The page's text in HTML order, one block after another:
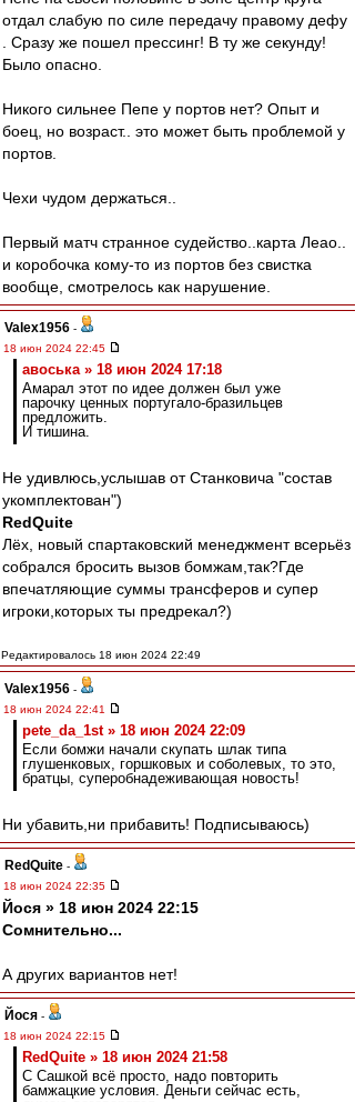
отдал слабую по силе передачу правому дефу
. Сразу же пошел прессинг! В ту же секунду!
Было опасно.
Никого сильнее Пепе у портов нет? Опыт и
боец, но возраст.. это может быть проблемой у
портов.
Чехи чудом держаться..
Первый матч странное судейство..карта Леао..
и коробочка кому-то из портов без свистка
вообще, смотрелось как нарушение.
Valex1956 -
18 июн 2024 22:45
авоська » 18 июн 2024 17:18
Амарал этот по идее должен был уже
парочку ценных португало-бразильцев
предложить.
И тишина.
Не удивлюсь,услышав от Станковича "состав
укомплектован")
RedQuite
Лёх, новый спартаковский менеджмент всерьёз
собрался бросить вызов бомжам,так?Где
впечатляющие суммы трансферов и супер
игроки,которых ты предрекал?)
Редактировалось 18 июн 2024 22:49
Valex1956 -
18 июн 2024 22:41
pete_da_1st » 18 июн 2024 22:09
Если бомжи начали скупать шлак типа
глушенковых, горшковых и соболевых, то это,
братцы, суперобнадеживающая новость!
Ни убавить,ни прибавить! Подписываюсь)
RedQuite -
18 июн 2024 22:35
Йося » 18 июн 2024 22:15
Сомнительно...
А других вариантов нет!
Йося -
18 июн 2024 22:15
RedQuite » 18 июн 2024 21:58
С Сашкой всё просто, надо повторить
бамжацкие условия. Деньги сейчас есть,